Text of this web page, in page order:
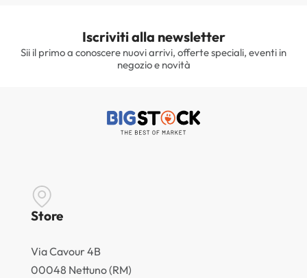
Iscriviti alla newsletter
Sii il primo a conoscere nuovi arrivi, offerte speciali, eventi in
negozio e novità
Store
Via Cavour 4B
00048 Nettuno (RM)